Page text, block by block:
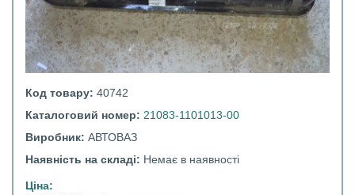
Код товару: 40742
Каталоговий номер: 21083-1101013-00
Виробник: АВТОВАЗ
Наявність на складі: Немає в наявності
Ціна: